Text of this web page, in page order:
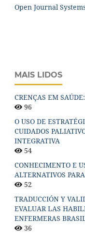
Open Journal
MAIS LIDOS
CRENÇAS EM
96
O USO DE
CUIDADOS
INTEGRATIVA
54
CONHECIMENTO E
ALTERNATIVOS
52
TRADUCCIÓN Y
EVALUAR LAS
ENFERMERAS
36